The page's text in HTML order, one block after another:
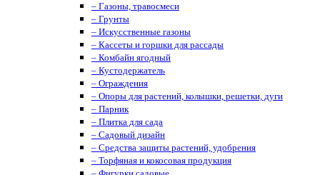
– Газоны, травосмеси
– Грунты
– Искусственные газоны
– Кассеты и горшки для рассады
– Комбайн ягодный
– Кустодержатель
– Ограждения
– Опоры для растений, колышки, решетки, дуги
– Парник
– Плитка для сада
– Садовый дизайн
– Средства защиты растений, удобрения
– Торфяная и кокосовая продукция